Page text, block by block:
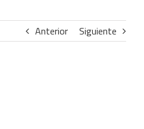
Anterior Siguiente